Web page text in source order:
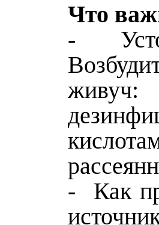
Что
-
живуч:
-
Как